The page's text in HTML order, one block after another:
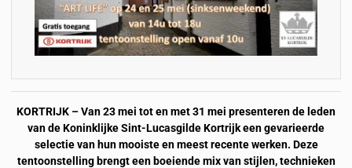
KORTRIJK – Van 23 mei tot en met 31 mei presenteren de leden
van de Koninklijke Sint-Lucasgilde Kortrijk een gevarieerde
selectie van hun mooiste en meest recente werken. Deze
tentoonstelling brengt een boeiende mix van stijlen, technieken